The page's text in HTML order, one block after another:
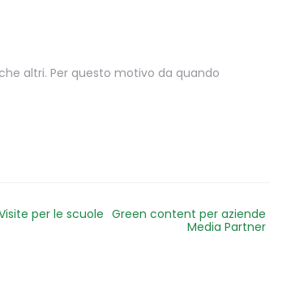
altri. Per questo motivo da quando
per le scuole Green content per aziende
Media Partner